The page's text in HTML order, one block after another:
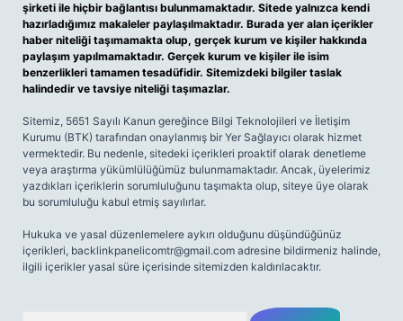
şirketi ile hiçbir bağlantısı bulunmamaktadır. Sitede yalnızca kendi
hazırladığımız makaleler paylaşılmaktadır. Burada yer alan içerikler
haber niteliği taşımamakta olup, gerçek kurum ve kişiler hakkında
paylaşım yapılmamaktadır. Gerçek kurum ve kişiler ile isim
benzerlikleri tamamen tesadüfidir. Sitemizdeki bilgiler taslak
halindedir ve tavsiye niteliği taşımazlar.
Sitemiz, 5651 Sayılı Kanun gereğince Bilgi Teknolojileri ve İletişim
Kurumu (BTK) tarafından onaylanmış bir Yer Sağlayıcı olarak hizmet
vermektedir. Bu nedenle, sitedeki içerikleri proaktif olarak denetleme
veya araştırma yükümlülüğümüz bulunmamaktadır. Ancak, üyelerimiz
yazdıkları içeriklerin sorumluluğunu taşımakta olup, siteye üye olarak
bu sorumluluğu kabul etmiş sayılırlar.
Hukuka ve yasal düzenlemelere aykırı olduğunu düşündüğünüz
içerikleri, backlinkpanelicomtr@gmail.com adresine bildirmeniz halinde,
ilgili içerikler yasal süre içerisinde sitemizden kaldırılacaktır.